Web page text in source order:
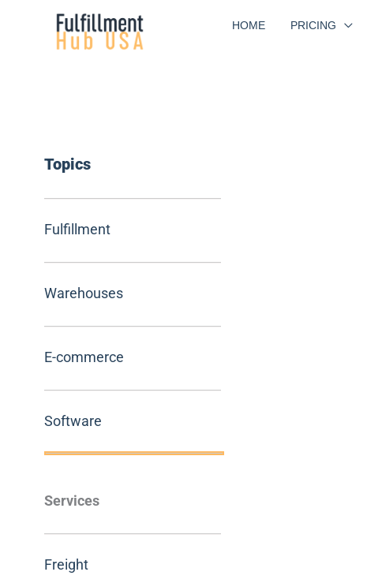
HOME PRICING
Topics
Fulfillment
Warehouses
E-commerce
Software
Services
Freight